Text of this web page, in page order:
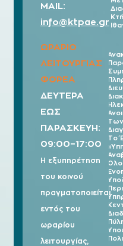
MAIL:
info@ktpae.gr
ΩΡΑΡΙΟ
ΛΕΙΤΟΥΡΓΙΑΣ
ΦΟΡΕΑ
ΔΕΥΤΕΡΑ
ΕΩΣ
ΠΑΡΑΣΚΕΥΗ:
09:00–17:00
Η εξυπηρέτηση
του κοινού
πραγματοποιείται
εντός του
ωραρίου
λειτουργίας,
Το
07/08
2026